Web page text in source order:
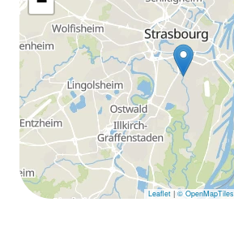
Leaflet | © OpenMapTiles